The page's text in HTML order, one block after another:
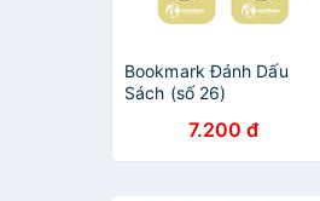
Bookmark Đánh Dấu
Sách (số 26)
7.200 đ